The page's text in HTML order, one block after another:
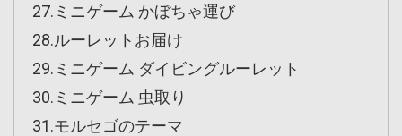
27.ミニゲーム かぼちゃ運び
28.ルーレットお届け
29.ミニゲーム ダイビングルーレット
30.ミニゲーム 虫取り
31.モルセゴのテーマ